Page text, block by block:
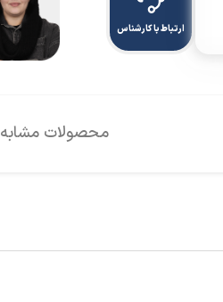
ارتباط با کارشناس
محصولات مشابه